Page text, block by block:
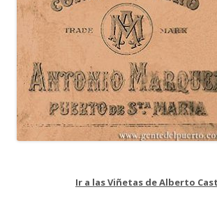
Ir a las Viñetas de Alberto